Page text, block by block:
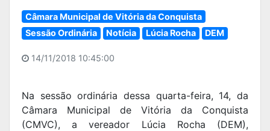
Câmara Municipal de Vitória da Conquista
Sessão Ordinária
Notícia Lúcia Rocha DEM
14/11/2018 10:45:00
Na sessão ordinária dessa quarta-feira, 14, da
Câmara Municipal de Vitória da Conquista
(CMVC), a vereador Lúcia Rocha (DEM),